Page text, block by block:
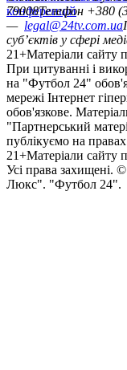
конференцій
79008Телефон +380
— legal@24tv.com.ua
суб’єктів у сфері
21+Матеріали сайту
При цитуванні і
на "Футбол 24"
мережі Інтернет
обов'язкове.
"Партнерський
публікуємо на
21+Матеріали сайту
Усi права захищенi.
Люкс". "Футбол 24".